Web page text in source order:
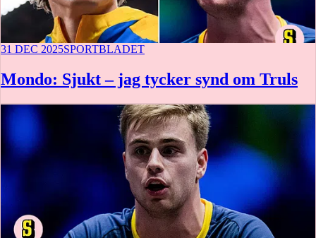
31 DEC 2025SPORTBLADET
Mondo: Sjukt – jag tycker synd om Truls